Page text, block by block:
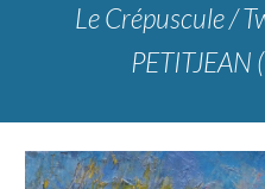
Le Crépuscule /